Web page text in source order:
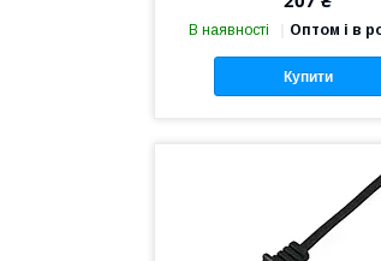
В наявності Оптом і в
Купити